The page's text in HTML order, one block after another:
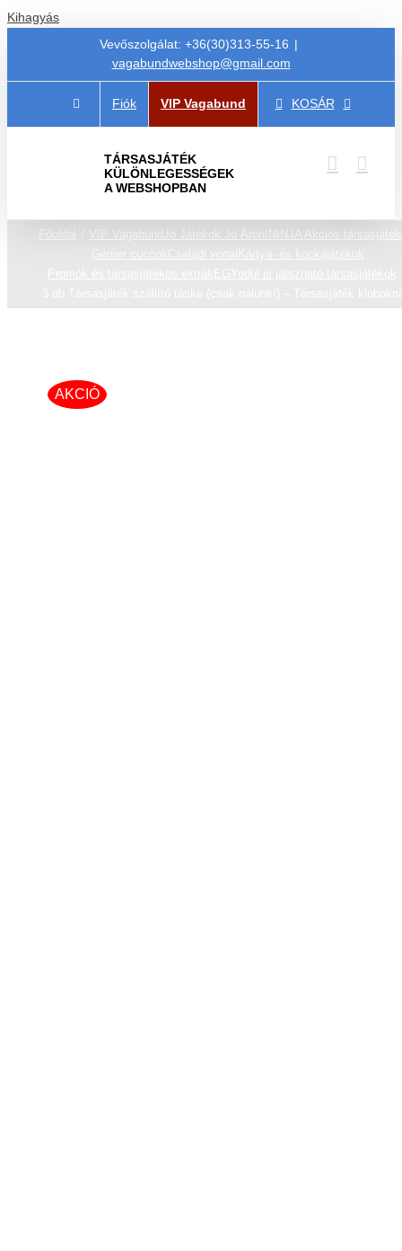
Kihagyás
Vevőszolgálat: +36(30)313-55-16 |
vagabundwebshop@gmail.com
Fiók VIP Vagabund KOSÁR
TÁRSASJÁTÉK
KÜLÖNLEGESSÉGEK
A WEBSHOPBAN
Főoldal VIP Vagabund Jó Játékok Jó Áron!
NINJA Akciós
Kártya- és kockajátékok
AKCIÓ